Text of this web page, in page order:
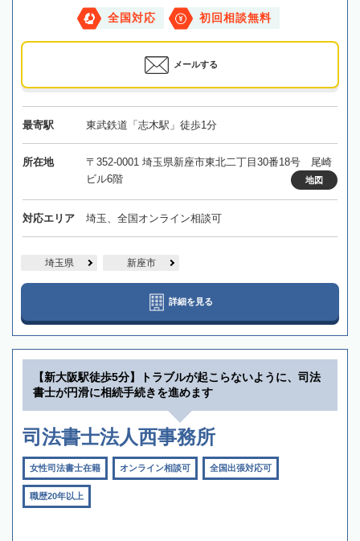
全国対応 初回相談無料
メールする
最寄駅 東武鉄道「志木駅」徒歩1分
所在地
〒352-0001 埼玉県新座市東北二丁目30番18号 尾崎
ビル6階
地図
対応エリア 埼玉、全国オンライン相談可
埼玉県 新座市
詳細を見る
【新大阪駅徒歩5分】トラブルが起こらないように、司法
書士が円滑に相続手続きを進めます
司法書士法人西事務所
女性司法書士在籍 オンライン相談可 全国出張対応可
職歴20年以上